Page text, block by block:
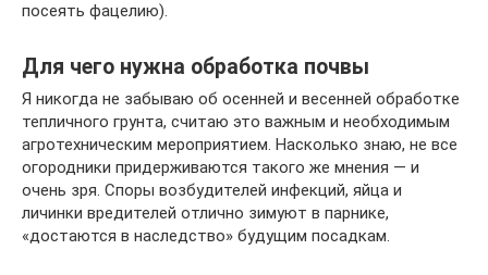
посеять фацелию).
Для чего нужна обработка почвы
Я никогда не забываю об осенней и весенней обработке
тепличного грунта, считаю это важным и необходимым
агротехническим мероприятием. Насколько знаю, не все
огородники придерживаются такого же мнения — и
очень зря. Споры возбудителей инфекций, яйца и
личинки вредителей отлично зимуют в парнике,
«достаются в наследство» будущим посадкам.